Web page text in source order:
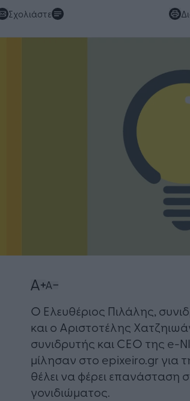
Σχολιάστε
Ο Ελευθέριος Πιλάλης,
και ο Αριστοτέλης
συνιδρυτής και CΕO της e-
μίλησαν στο epixeiro.gr για
θέλει να φέρει επανάσταση
γονιδιώματος.